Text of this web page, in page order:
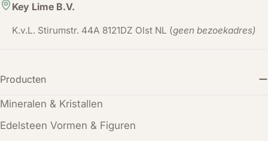
Key Lime B.V.
K.v.L. Stirumstr. 44A 8121DZ Olst NL (geen bezoekadres)
Producten
Mineralen & Kristallen
Edelsteen Vormen & Figuren